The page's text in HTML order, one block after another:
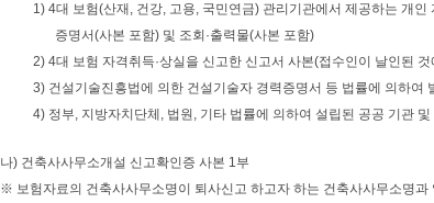
1) 4대 보험(산재, 건강, 고용, 국민연금) 관리기관에서 제공하는 개인
증명서(사본 포함) 및 조회·출력물(사본 포함)
2) 4대 보험 자격취득·상실을 신고한 신고서 사본(접수인이 날인된 것
3) 건설기술진흥법에 의한 건설기술자 경력증명서 등 법률에 의하여
4) 정부, 지방자치단체, 법원, 기타 법률에 의하여 설립된 공공 기관
나) 건축사사무소개설 신고확인증 사본 1부
※ 보험자료의 건축사사무소명이 퇴사신고 하고자 하는 건축사사무소명